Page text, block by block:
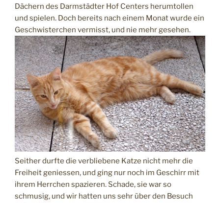
Dächern des Darmstädter Hof Centers herumtollen
und spielen. Doch bereits nach einem Monat wurde ein
Geschwisterchen vermisst, und nie mehr gesehen.
Seither durfte die verbliebene Katze nicht mehr die
Freiheit geniessen, und ging nur noch im Geschirr mit
ihrem Herrchen spazieren. Schade, sie war so
schmusig, und wir hatten uns sehr über den Besuch